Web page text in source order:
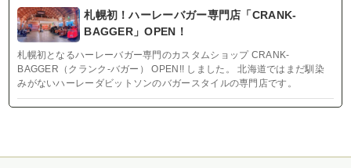
札幌初！ハーレーバガー専門店「CRANK-
BAGGER」OPEN！
札幌初となるハーレーバガー専門のカスタムショップ CRANK-
BAGGER（クランク-バガー） OPEN!! しました。 北海道ではまだ馴染
みがないハーレーダビットソンのバガースタイルの専門店です。